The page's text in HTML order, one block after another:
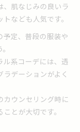
、肌なじみの良いラ
なども人気です。
定、普段の服装や
ル系コーデには、透
デーションがよく
カウンセリング時に
とが大切です。